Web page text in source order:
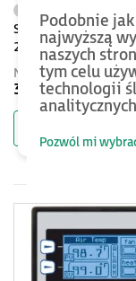
Sterownik PLC z HMI
2.25", 12 DI
(24VDC), 2 AI (0-
zasilanie 9-30VDC
HEXE220C013-01
Netto
3230 PLN
Podobnie
najwyższą
naszych
tym celu
technologii
Pozwól mi